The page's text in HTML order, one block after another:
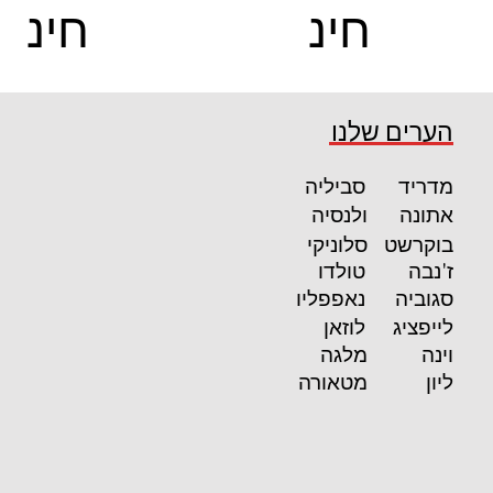
קרא עוד
חינ
ם
עוד
חינ
ם
הערים שלנו
סביליה
ולנסיה
מדריד
סלוניקי
אתונה
טולדו
בוקרשט
נאפפליו
ז'נבה
לוזאן
סגוביה
מלגה
לייפציג
מטאורה
וינה
ליון